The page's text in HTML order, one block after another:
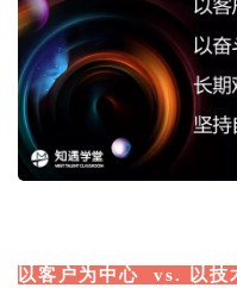
以客户为中心 vs. 以技